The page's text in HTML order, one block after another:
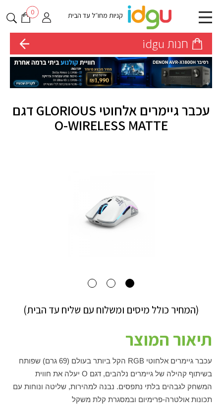
קניות מחו״ל עד הבית 0
חנות idgu
עכבר גיימרים אלחוטי GLORIOUS דגם
O-WIRELESS MATTE
(המחיר כולל מיסים ומשלוח עם שליח עד הבית)
תיאור המוצר
עכבר גיימרים אלחוטי RGB
הקל ביותר בעולם (69 גרם) שפותח
בשיתוף קהילה של גיימרים נלהבים, דגם O יעלה את חווית
המשחק לגבהים בלתי נתפסים. נבנה למהירות, שליטה ונוחות עם
תכונות אולטרה-פרימיום ובמסגרת קלת משקל